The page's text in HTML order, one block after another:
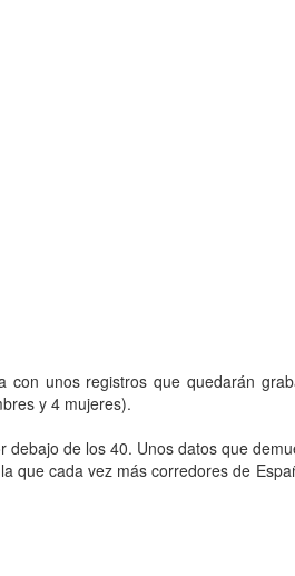
con unos registros que quedarán
y 4 mujeres).
de los 40. Unos datos que
que cada vez más corredores de